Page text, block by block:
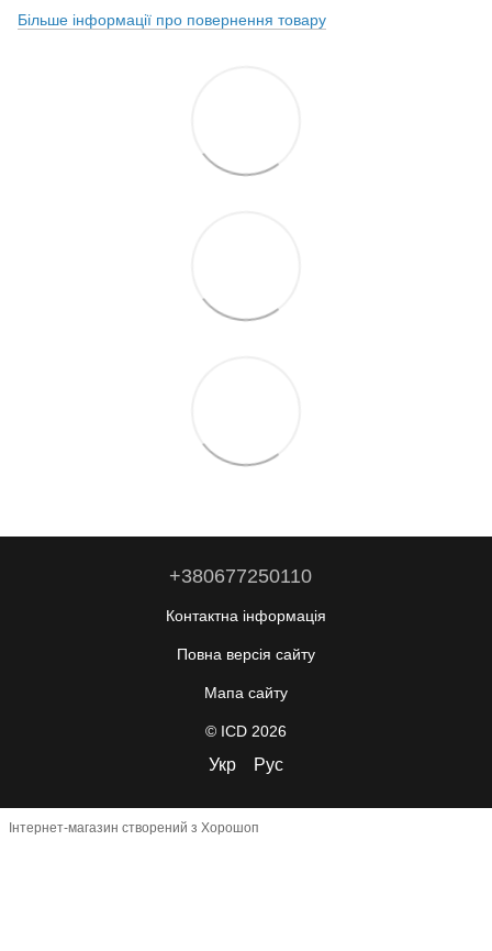
Більше інформації про повернення товару
+380677250110
Контактна інформація
Повна версія сайту
Мапа сайту
© ICD 2026
Укр Рус
Інтернет-магазин створений з Хорошоп